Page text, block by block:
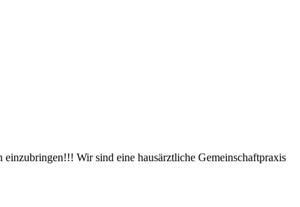
Wir sind eine hausärztliche Gemeinschaftpraxis